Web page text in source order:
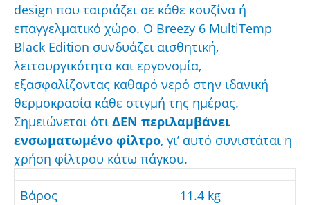
design που ταιριάζει σε κάθε κουζίνα ή
επαγγελματικό χώρο. Ο Breezy 6 MultiTemp
Black Edition συνδυάζει αισθητική,
λειτουργικότητα και εργονομία,
εξασφαλίζοντας καθαρό νερό στην ιδανική
θερμοκρασία κάθε στιγμή της ημέρας.
Σημειώνεται ότι ΔΕΝ περιλαμβάνει
ενσωματωμένο φίλτρο, γι’ αυτό συνιστάται η
χρήση φίλτρου κάτω πάγκου.
Βάρος 11.4 kg